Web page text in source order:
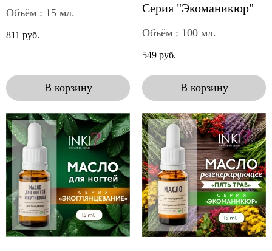
Объём : 15 мл.
811 руб.
В корзину
Серия "Экоманикюр"
Объём : 100 мл.
549 руб.
В корзину